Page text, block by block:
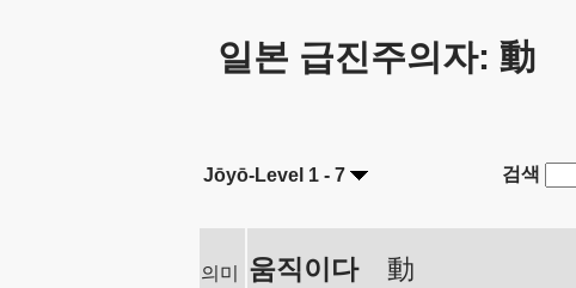
일본 급진주의자: 動
Jōyō-Level 1 - 7 검색
의미 움직이다動